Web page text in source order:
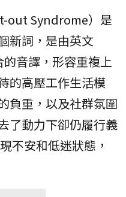
out Syndrome）是
新詞，是由英文
音譯，形容重複上
的高壓工作生活模
負重，以及社群氛圍
了動力下卻仍履行義
不安和低迷狀態，